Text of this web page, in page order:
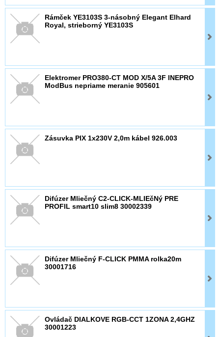
Rámček YE3103S 3-násobný Elegant Elhard
Royal, strieborný YE3103S
Elektromer PRO380-CT MOD X/5A 3F INEPRO
ModBus nepriame meranie 905601
Zásuvka PIX 1x230V 2,0m kábel 926.003
Difúzer Mliečný C2-CLICK-MLIEčNý PRE
PROFIL smart10 slim8 30002339
Difúzer Mliečný F-CLICK PMMA rolka20m
30001716
Ovládač DIALKOVE RGB-CCT 1ZONA 2,4GHZ
30001223